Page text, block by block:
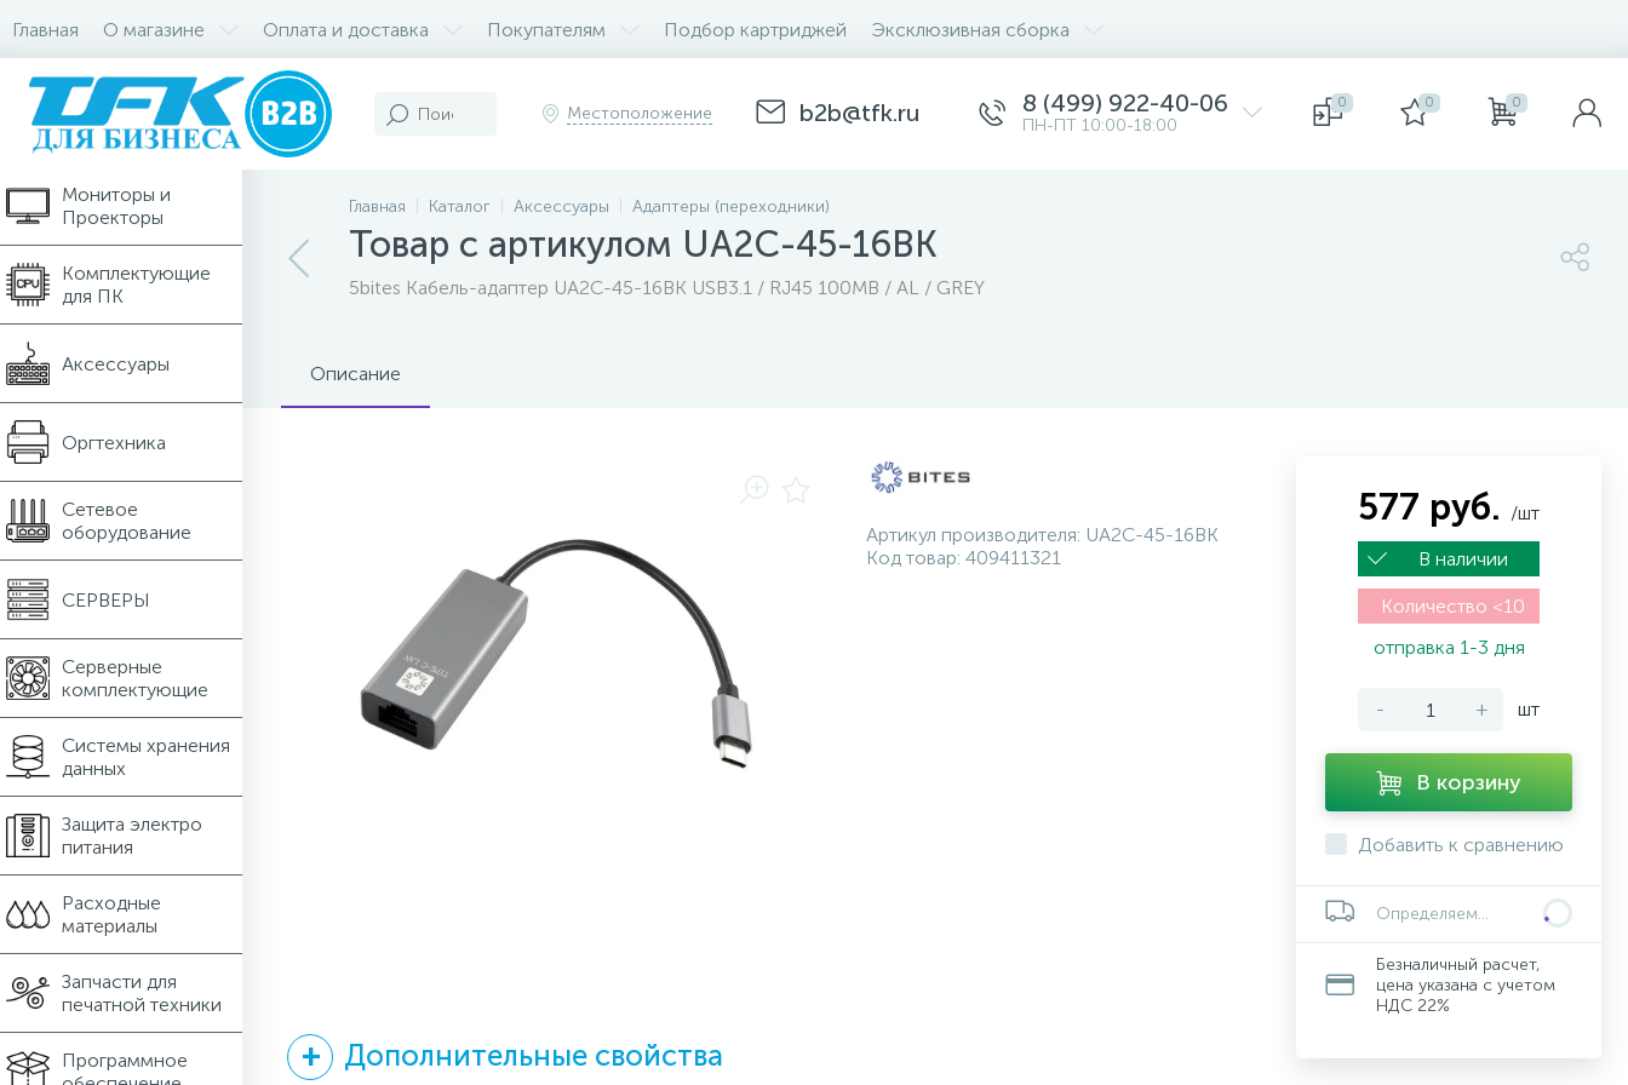
Главная О магазине Оплата и доставка Покупателям Подбор картриджей Эксклюзивная сборка
Местоположение b2b@tfk.ru 8 (499) 922-40-06
ПН-ПТ 10:00-18:00
0 0 0
Компьютеры и
Ноутбуки
Мониторы и
Проекторы
Комплектующие
для ПК
Аксессуары
Оргтехника
Сетевое
оборудование
СЕРВЕРЫ
Серверные
комплектующие
Системы хранения
данных
Защита электро
питания
Расходные
материалы
Запчасти для
печатной техники
Программное
Главная Каталог Аксессуары Адаптеры (переходники)
Товар с артикулом UA2C-45-16BK
5bites Кабель-адаптер UA2C-45-16BK USB3.1 / RJ45 100MB / AL / GREY
Описание
Артикул производителя: UA2C-45-16BK
Код товар: 409411321
Дополнительные свойства
577 руб. /шт
В наличии
Количество <10
отправка 1-3 дня
- + шт
В корзину
Добавить к сравнению
Определяем...
Безналичный расчет,
цена указана с учетом
НДС 22%